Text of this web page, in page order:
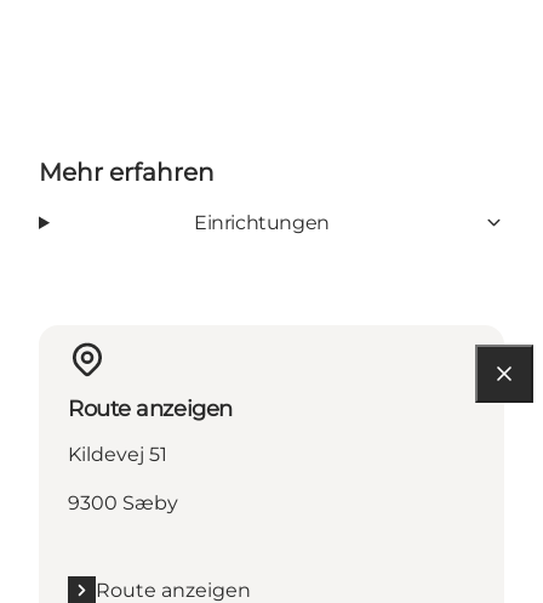
Mehr erfahren
Einrichtungen
Route anzeigen
Kildevej 51
9300 Sæby
Route anzeigen